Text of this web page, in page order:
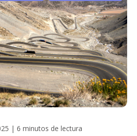
| 6 minutos de lectura